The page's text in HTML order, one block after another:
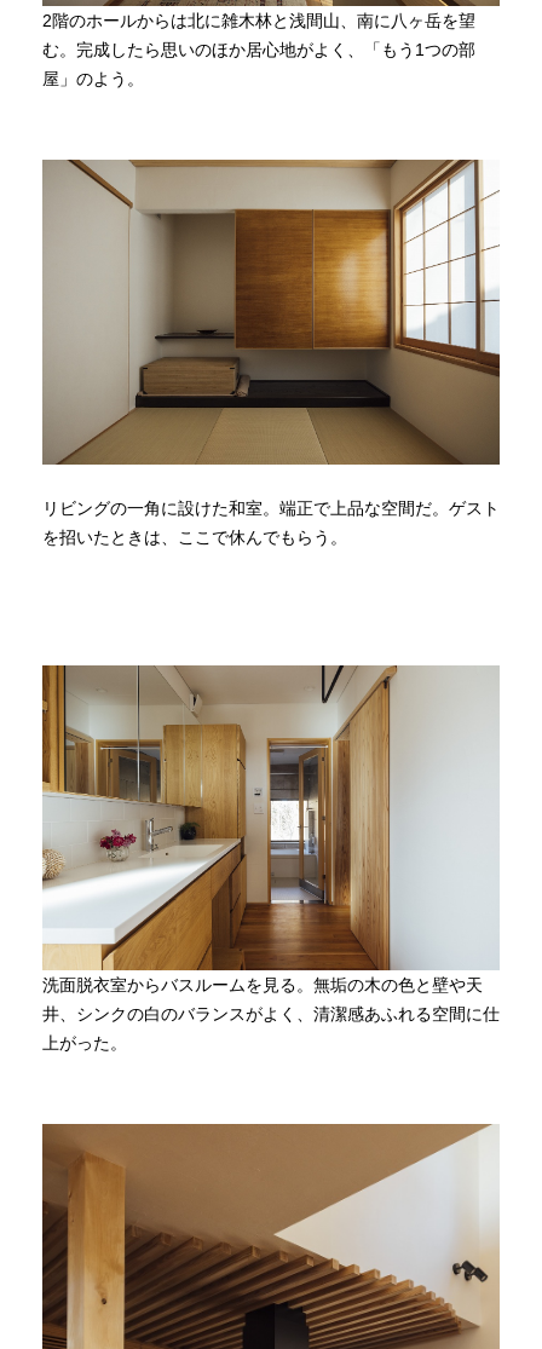
2階のホールからは北に雑木林と浅間山、南に八ヶ岳を望
む。完成したら思いのほか居心地がよく、「もう1つの部
屋」のよう。
リビングの一角に設けた和室。端正で上品な空間だ。ゲスト
を招いたときは、ここで休んでもらう。
洗面脱衣室からバスルームを見る。無垢の木の色と壁や天
井、シンクの白のバランスがよく、清潔感あふれる空間に仕
上がった。